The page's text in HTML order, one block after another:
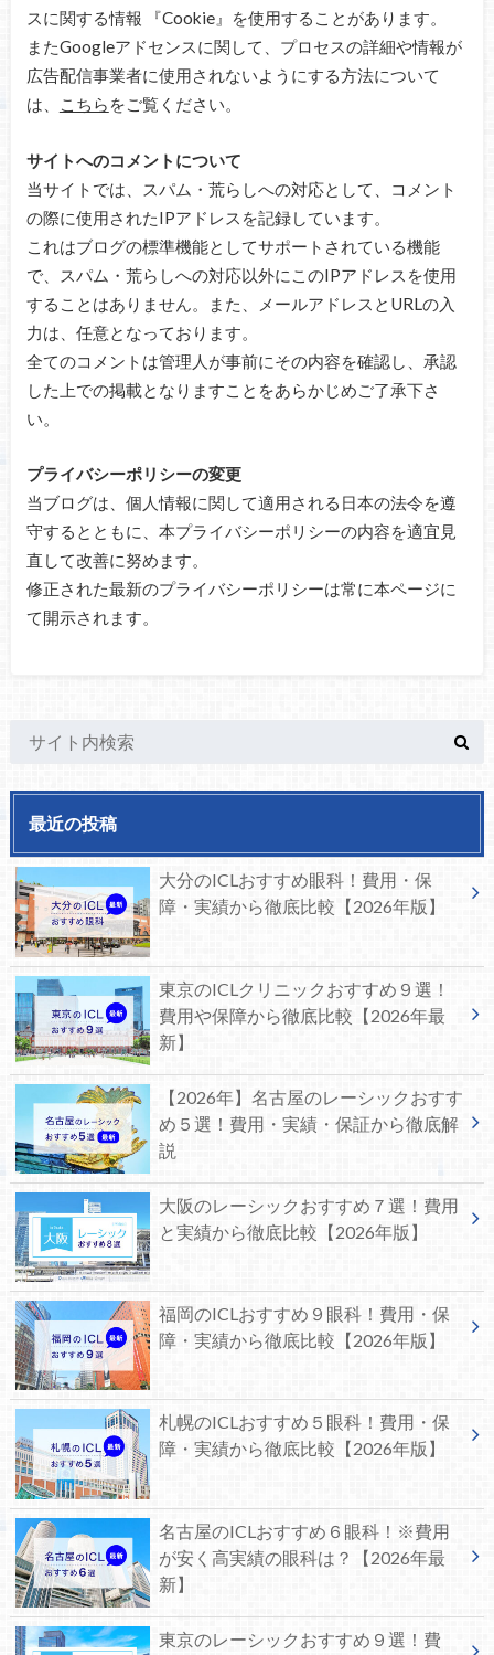
スに関する情報 『Cookie』を使用することがあります。
またGoogleアドセンスに関して、プロセスの詳細や情報が
広告配信事業者に使用されないようにする方法について
は、
こちら をご覧ください。
サイトへのコメントについて
当サイトでは、スパム・荒らしへの対応として、コメント
の際に使用されたIPアドレスを記録しています。
これはブログの標準機能としてサポートされている機能
で、スパム・荒らしへの対応以外にこのIPアドレスを使用
することはありません。また、メールアドレスとURLの入
力は、任意となっております。
全てのコメントは管理人が事前にその内容を確認し、承認
した上での掲載となりますことをあらかじめご了承下さ
い。
プライバシーポリシーの変更
当ブログは、個人情報に関して適用される日本の法令を遵
守するとともに、本プライバシーポリシーの内容を適宜見
直して改善に努めます。
修正された最新のプライバシーポリシーは常に本ページに
て開示されます。
最近の投稿
大分のICLおすすめ眼科！費用・保
障・実績から徹底比較【2026年版】
東京のICLクリニックおすすめ９選！
費用や保障から徹底比較【2026年最
新】
【2026年】名古屋のレーシックおすす
め５選！費用・実績・保証から徹底解
説
大阪のレーシックおすすめ７選！費用
と実績から徹底比較【2026年版】
福岡のICLおすすめ９眼科！費用・保
障・実績から徹底比較【2026年版】
札幌のICLおすすめ５眼科！費用・保
障・実績から徹底比較【2026年版】
名古屋のICLおすすめ６眼科！※費用
が安く高実績の眼科は？【2026年最
新】
東京のレーシックおすすめ９選！費